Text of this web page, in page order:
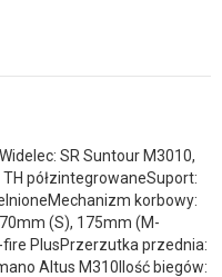
SR Suntour M3010,
półzintegrowaneSuport:
korbowy:
(S), 175mm (M-
fire PlusPrzerzutka przednia:
Altus M310Ilość biegów: